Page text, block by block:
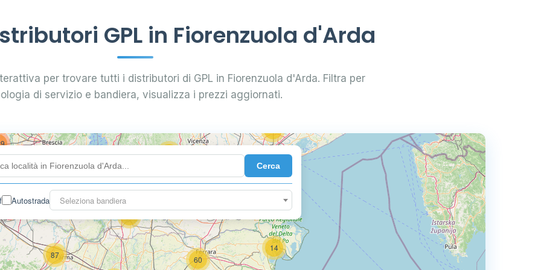
GPL in Fiorenzuola d'Arda
per trovare tutti i distributori di GPL in Fiorenzuola d'Arda. Filtra per
di servizio e bandiera, visualizza i prezzi aggiornati.
Cerca
Autostrada Seleziona bandiera
7
28
5
87
7
14
74
60
0.789 €